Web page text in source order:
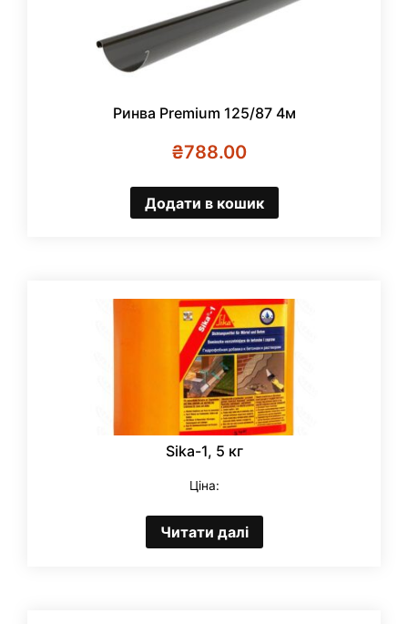
Ринва Premium 125/87 4м
₴788.00
Додати в кошик
Sika-1, 5 кг
Ціна:
Читати далі